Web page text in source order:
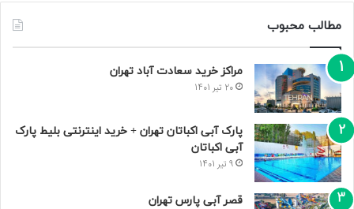
مطالب محبوب
مراکز خرید سعادت‌ آباد تهران
20 تیر 1401
پارک آبی اکباتان تهران + خرید اینترنتی بلیط پارک
آبی اکباتان
9 تیر 1401
قصر آبی پارس تهران